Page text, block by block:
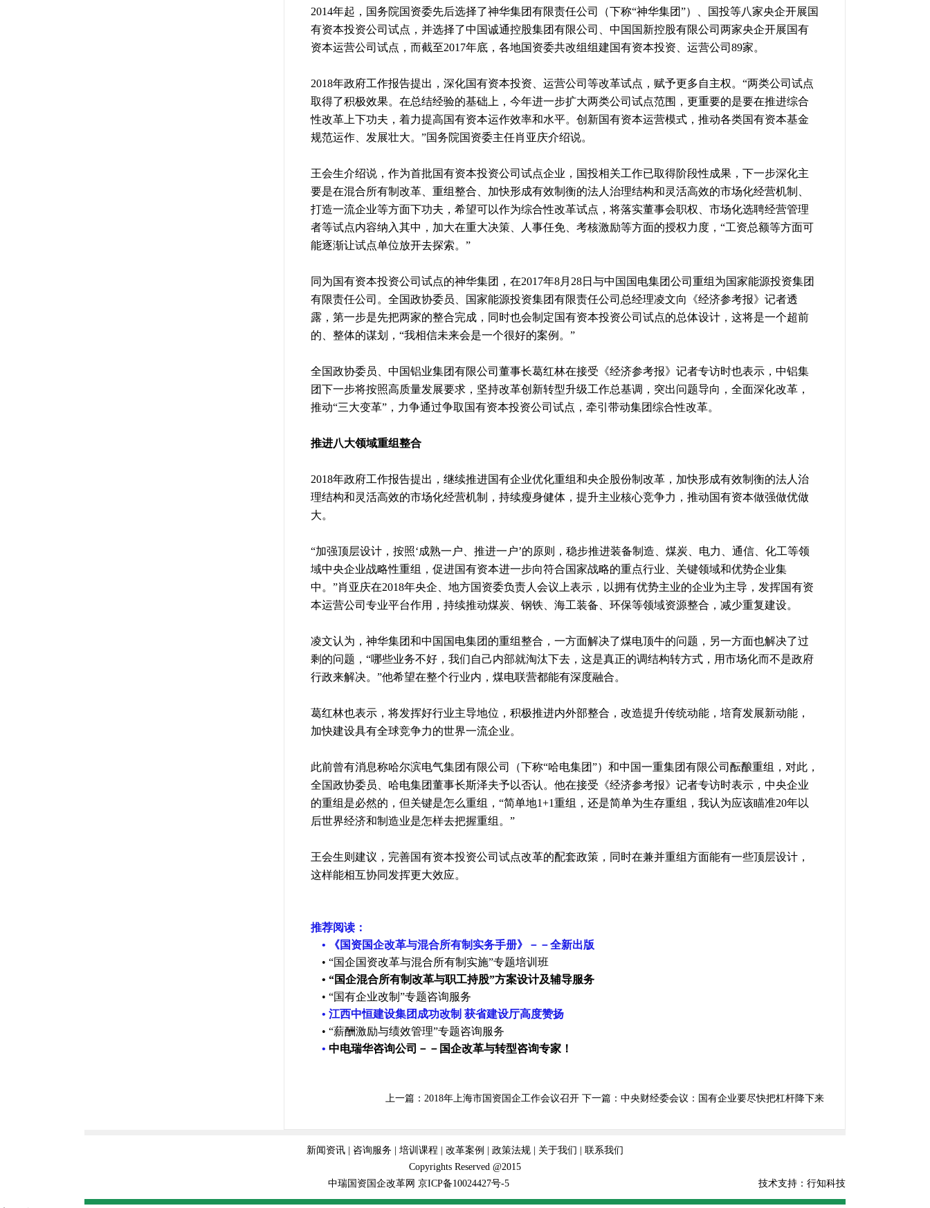
2014年起，国务院国资委先后选择了神华集团有限责任公司（下称“神华集团”）、国投等八家央企开展国
有资本投资公司试点，并选择了中国诚通控股集团有限公司、中国国新控股有限公司两家央企开展国有
资本运营公司试点，而截至2017年底，各地国资委共改组组建国有资本投资、运营公司89家。
2018年政府工作报告提出，深化国有资本投资、运营公司等改革试点，赋予更多自主权。“两类公司试点
取得了积极效果。在总结经验的基础上，今年进一步扩大两类公司试点范围，更重要的是要在推进综合
性改革上下功夫，着力提高国有资本运作效率和水平。创新国有资本运营模式，推动各类国有资本基金
规范运作、发展壮大。”国务院国资委主任肖亚庆介绍说。
王会生介绍说，作为首批国有资本投资公司试点企业，国投相关工作已取得阶段性成果，下一步深化主
要是在混合所有制改革、重组整合、加快形成有效制衡的法人治理结构和灵活高效的市场化经营机制、
打造一流企业等方面下功夫，希望可以作为综合性改革试点，将落实董事会职权、市场化选聘经营管理
者等试点内容纳入其中，加大在重大决策、人事任免、考核激励等方面的授权力度，“工资总额等方面可
能逐渐让试点单位放开去探索。”
同为国有资本投资公司试点的神华集团，在2017年8月28日与中国国电集团公司重组为国家能源投资集团
有限责任公司。全国政协委员、国家能源投资集团有限责任公司总经理凌文向《经济参考报》记者透
露，第一步是先把两家的整合完成，同时也会制定国有资本投资公司试点的总体设计，这将是一个超前
的、整体的谋划，“我相信未来会是一个很好的案例。”
全国政协委员、中国铝业集团有限公司董事长葛红林在接受《经济参考报》记者专访时也表示，中铝集
团下一步将按照高质量发展要求，坚持改革创新转型升级工作总基调，突出问题导向，全面深化改革，
推动“三大变革”，力争通过争取国有资本投资公司试点，牵引带动集团综合性改革。
推进八大领域重组整合
2018年政府工作报告提出，继续推进国有企业优化重组和央企股份制改革，加快形成有效制衡的法人治
理结构和灵活高效的市场化经营机制，持续瘦身健体，提升主业核心竞争力，推动国有资本做强做优做
大。
“加强顶层设计，按照‘成熟一户、推进一户’的原则，稳步推进装备制造、煤炭、电力、通信、化工等领
域中央企业战略性重组，促进国有资本进一步向符合国家战略的重点行业、关键领域和优势企业集
中。”肖亚庆在2018年央企、地方国资委负责人会议上表示，以拥有优势主业的企业为主导，发挥国有资
本运营公司专业平台作用，持续推动煤炭、钢铁、海工装备、环保等领域资源整合，减少重复建设。
凌文认为，神华集团和中国国电集团的重组整合，一方面解决了煤电顶牛的问题，另一方面也解决了过
剩的问题，“哪些业务不好，我们自己内部就淘汰下去，这是真正的调结构转方式，用市场化而不是政府
行政来解决。”他希望在整个行业内，煤电联营都能有深度融合。
葛红林也表示，将发挥好行业主导地位，积极推进内外部整合，改造提升传统动能，培育发展新动能，
加快建设具有全球竞争力的世界一流企业。
此前曾有消息称哈尔滨电气集团有限公司（下称“哈电集团”）和中国一重集团有限公司酝酿重组，对此，
全国政协委员、哈电集团董事长斯泽夫予以否认。他在接受《经济参考报》记者专访时表示，中央企业
的重组是必然的，但关键是怎么重组，“简单地1+1重组，还是简单为生存重组，我认为应该瞄准20年以
后世界经济和制造业是怎样去把握重组。”
王会生则建议，完善国有资本投资公司试点改革的配套政策，同时在兼并重组方面能有一些顶层设计，
这样能相互协同发挥更大效应。
推荐阅读：
• 《国资国企改革与混合所有制实务手册》－－全新出版
• “国企国资改革与混合所有制实施”专题培训班
• “国企混合所有制改革与职工持股”方案设计及辅导服务
• “国有企业改制”专题咨询服务
• 江西中恒建设集团成功改制 获省建设厅高度赞扬
• “薪酬激励与绩效管理”专题咨询服务
• 中电瑞华咨询公司－－国企改革与转型咨询专家！
上一篇： 2018年上海市国资国企工作会议召开 下一篇： 中央财经委会议：国有企业要尽快把杠杆降下来
新闻资讯 咨询服务 培训课程 改革案例 政策法规 关于我们
联系我们
Copyrights Reserved @2015
中瑞国资国企改革网 京ICP备10024427号-5 技术支持：行知科技